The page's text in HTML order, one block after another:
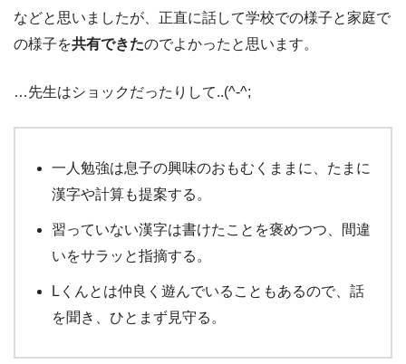
などと思いましたが、正直に話して学校での様子と家庭で
の様子を共有できたのでよかったと思います。
…先生はショックだったりして..(^-^;
一人勉強は息子の興味のおもむくままに、たまに
漢字や計算も提案する。
習っていない漢字は書けたことを褒めつつ、間違
いをサラッと指摘する。
Lくんとは仲良く遊んでいることもあるので、話
を聞き、ひとまず見守る。